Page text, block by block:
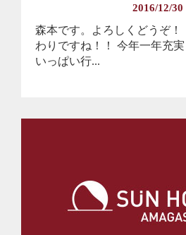
2016/12/30
森本です。よろしくどうぞ！
わりですね！！ 今年一年充
いっぱい行...